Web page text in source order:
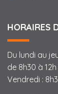
HORAIRES
Du lundi au
de 8h30 à 12h
Vendredi :